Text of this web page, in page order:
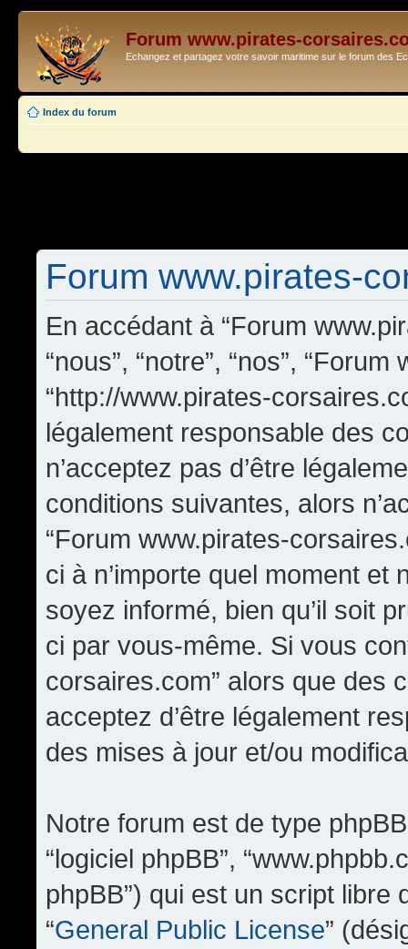
Forum www.pirates-
Echangez et partagez votre savoir maritime sur le forum des
Index du forum
Forum www.pirates-
En accédant à “Forum
“nous”, “notre”, “nos”,
“http://www.pirates-
légalement responsable des
n’acceptez pas d’être
conditions suivantes, alors
“Forum www.pirates-
ci à n’importe quel moment
soyez informé, bien qu’il soit
ci par vous-même. Si vous
corsaires.com” alors que des
acceptez d’être légalement
des mises à jour et/ou
Notre forum est de type phpBB
“logiciel phpBB”,
phpBB”) qui est un script
“General Public License”